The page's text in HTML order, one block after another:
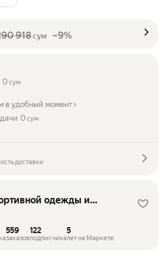
918сум –9%
0 сум
в удобный момент
0 сум
доставки
одежды и
559
заказов
122
подписчика
5
лет на Маркете